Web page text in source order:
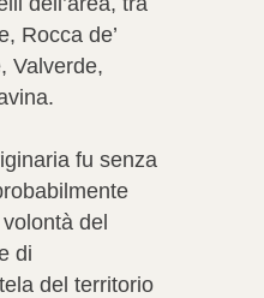
Rocca de’
Valverde,
fu senza
del
di
del territorio